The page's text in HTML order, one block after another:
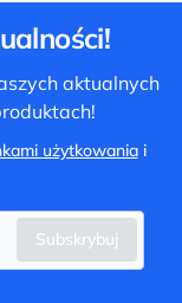
aktualnych
użytkowaniai
Subskrybuj